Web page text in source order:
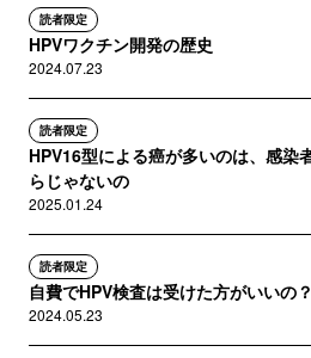
読者限定
HPVワクチン開発の歴史
2024.07.23
読者限定
HPV16型による癌が多いのは、感染
らじゃないの
2025.01.24
読者限定
自費でHPV検査は受けた方がいいの？
2024.05.23